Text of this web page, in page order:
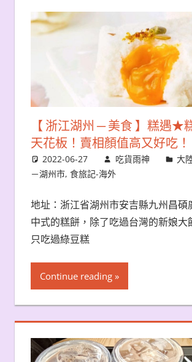
【 浙江湖州 ─ 美食 】糕遇★
天花板！賣相顏值高又好吃！
2022-06-27 吃貨雨神 大
－湖州市, 食旅記-海外
地址：浙江省湖州市安吉縣九州昌碩
中式的糕餅，除了吃過台灣的新娘大
只吃過綠豆糕
Continue reading